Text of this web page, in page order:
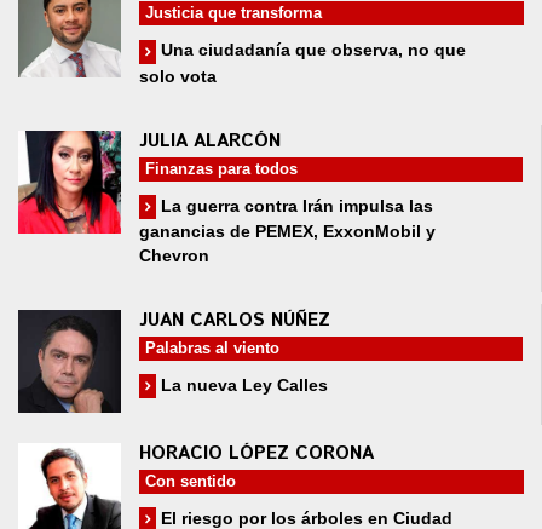
Justicia que transforma
Una ciudadanía que observa, no que
solo vota
JULIA ALARCÓN
Finanzas para todos
La guerra contra Irán impulsa las
ganancias de PEMEX, ExxonMobil y
Chevron
JUAN CARLOS NÚÑEZ
Palabras al viento
La nueva Ley Calles
HORACIO LÓPEZ CORONA
Con sentido
El riesgo por los árboles en Ciudad